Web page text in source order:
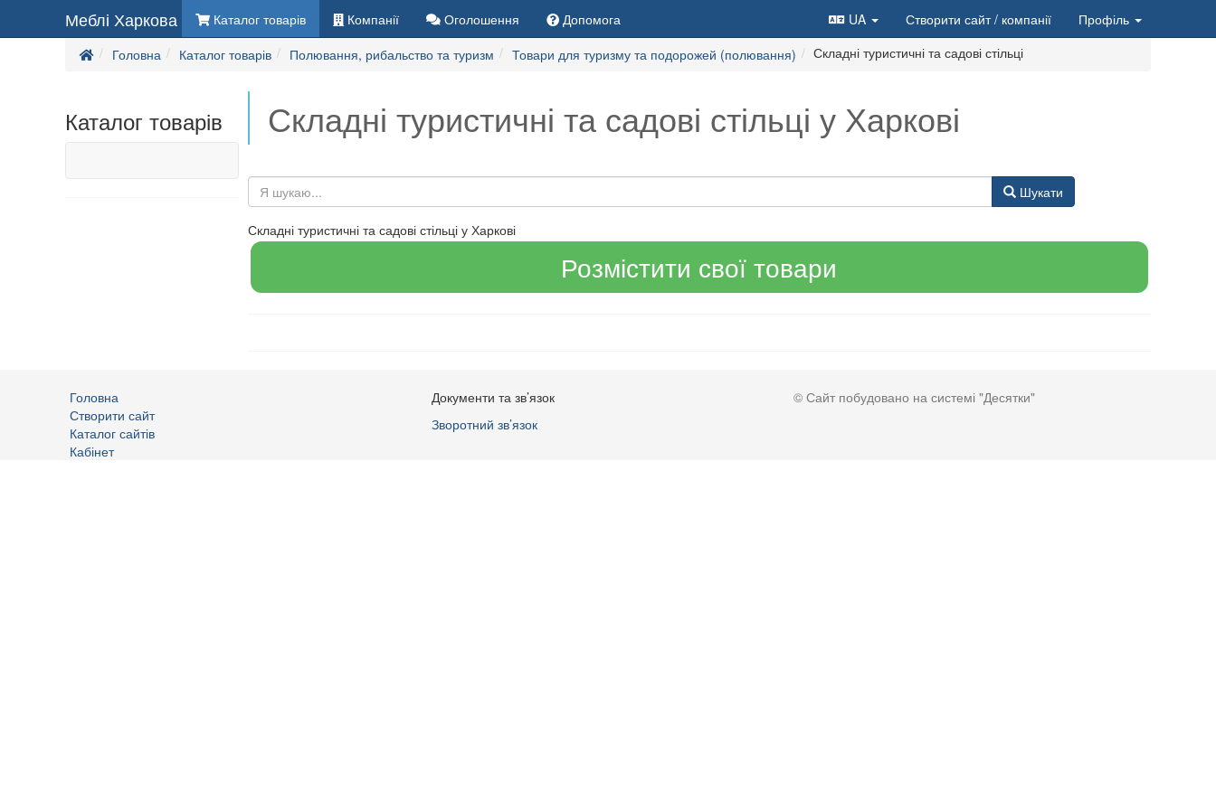
Меблі Харкова Каталог товарів Компанії Оголошення Допомога UA Створити сайт/ компанії
Профіль
Головна
Каталог товарів Полювання, рибальство та туризм Товари для туризму та подорожей (полювання) Складні туристичні та садові стільці
Каталог товарів Складні туристичні та садові стільці у Харкові
Шукати
Складні туристичні та садові стільці у Харкові
Розмістити свої товари
Головна
Створити сайт
Каталог сайтів
Кабінет
Документи та зв’язок
Зворотний зв’язок
© Сайт побудовано на системі "Десятки"